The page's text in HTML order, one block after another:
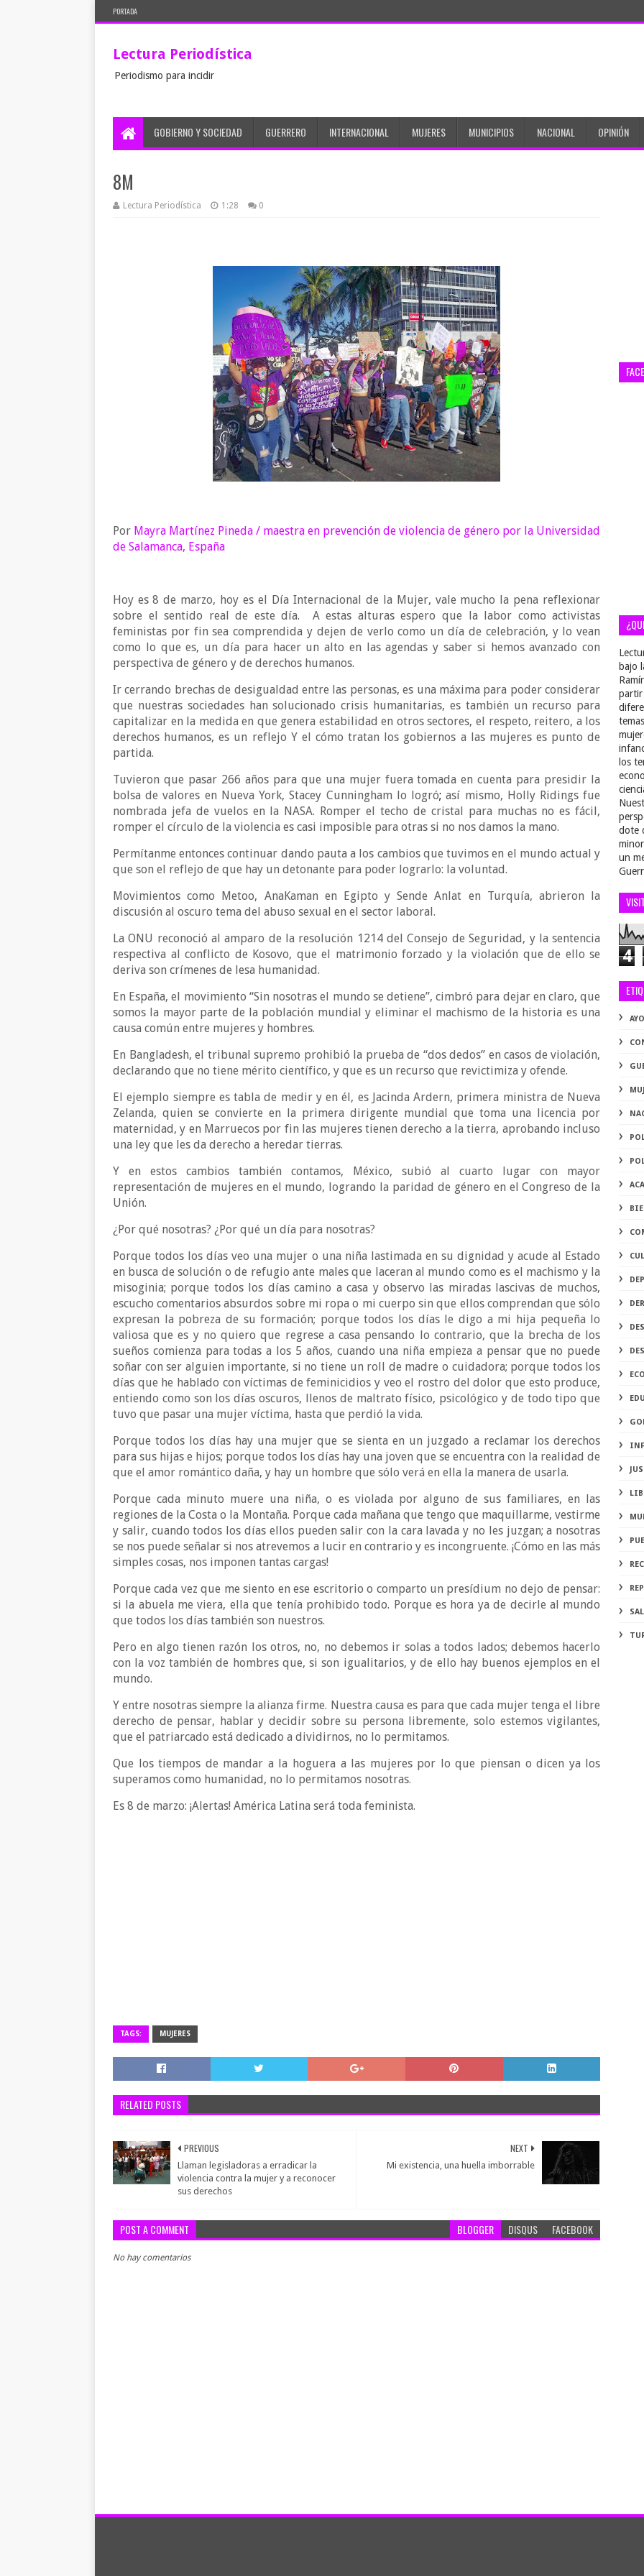
PORTADA
Lectura Periodística
Periodismo para incidir
GOBIERNO Y SOCIEDAD GUERRERO INTERNACIONAL MUJERES MUNICIPIOS NACIONAL OPINIÓN
8M
Lectura Periodística 1:28 0
Por Mayra Martínez Pineda / maestra en prevención de violencia de género por la Universidad
de Salamanca, España
Hoy es 8 de marzo, hoy es el Día Internacional de la Mujer, vale mucho la pena reflexionar
sobre el sentido real de este día.
A estas alturas espero que la labor como activistas
feministas por fin sea comprendida y dejen de verlo como un día de celebración, y lo vean
como lo que es, un día para hacer un alto en las agendas y saber si hemos avanzado con
perspectiva de género y de derechos humanos.
Ir cerrando brechas de desigualdad entre las personas, es una máxima para poder considerar
que nuestras sociedades han solucionado crisis humanitarias, es también un recurso para
capitalizar en la medida en que genera estabilidad en otros sectores, el respeto, reitero, a los
derechos humanos, es un reflejo Y el cómo tratan los gobiernos a las mujeres es punto de
partida.
Tuvieron que pasar 266 años para que una mujer fuera tomada en cuenta para presidir la
bolsa de valores en Nueva York, Stacey Cunningham lo logró; así mismo, Holly Ridings fue
nombrada jefa de vuelos en la NASA. Romper el techo de cristal para muchas no es fácil,
romper el círculo de la violencia es casi imposible para otras si no nos damos la mano.
Permítanme entonces continuar dando pauta a los cambios que tuvimos en el mundo actual y
que son el reflejo de que hay un detonante para poder lograrlo: la voluntad.
Movimientos como Metoo, AnaKaman en Egipto y Sende Anlat en Turquía, abrieron la
discusión al oscuro tema del abuso sexual en el sector laboral.
La ONU reconoció al amparo de la resolución 1214 del Consejo de Seguridad, y la sentencia
respectiva al conflicto de Kosovo, que el matrimonio forzado y la violación que de ello se
deriva son crímenes de lesa humanidad.
En España, el movimiento “Sin nosotras el mundo se detiene”, cimbró para dejar en claro, que
somos la mayor parte de la población mundial y eliminar el machismo de la historia es una
causa común entre mujeres y hombres.
En Bangladesh, el tribunal supremo prohibió la prueba de “dos dedos” en casos de violación,
declarando que no tiene mérito científico, y que es un recurso que revictimiza y ofende.
El ejemplo siempre es tabla de medir y en él, es Jacinda Ardern, primera ministra de Nueva
Zelanda, quien se convierte en la primera dirigente mundial que toma una licencia por
maternidad, y en Marruecos por fin las mujeres tienen derecho a la tierra, aprobando incluso
una ley que les da derecho a heredar tierras.
Y en estos cambios también contamos, México, subió al cuarto lugar con mayor
representación de mujeres en el mundo, logrando la paridad de género en el Congreso de la
Unión.
¿Por qué nosotras? ¿Por qué un día para nosotras?
Porque todos los días veo una mujer o una niña lastimada en su dignidad y acude al Estado
en busca de solución o de refugio ante males que laceran al mundo como es el machismo y la
misoginia; porque todos los días camino a casa y observo las miradas lascivas de muchos,
escucho comentarios absurdos sobre mi ropa o mi cuerpo sin que ellos comprendan que sólo
expresan la pobreza de su formación; porque todos los días le digo a mi hija pequeña lo
valiosa que es y no quiero que regrese a casa pensando lo contrario, que la brecha de los
sueños comienza para todas a los 5 años, cuando una niña empieza a pensar que no puede
soñar con ser alguien importante, si no tiene un roll de madre o cuidadora; porque todos los
días que he hablado con víctimas de feminicidios y veo el rostro del dolor que esto produce,
entiendo como son los días oscuros, llenos de maltrato físico, psicológico y de todo tipo que
tuvo que pasar una mujer víctima, hasta que perdió la vida.
Porque todos los días hay una mujer que se sienta en un juzgado a reclamar los derechos
para sus hijas e hijos; porque todos los días hay una joven que se encuentra con la realidad de
que el amor romántico daña, y hay un hombre que sólo verá en ella la manera de usarla.
Porque cada minuto muere una niña, o es violada por alguno de sus familiares, en las
regiones de la Costa o la Montaña. Porque cada mañana que tengo que maquillarme, vestirme
y salir, cuando todos los días ellos pueden salir con la cara lavada y no les juzgan; a nosotras
se nos puede señalar si nos atrevemos a lucir en contrario y es incongruente. ¡Cómo en las más
simples cosas, nos imponen tantas cargas!
Porque cada vez que me siento en ese escritorio o comparto un presídium no dejo de pensar:
si la abuela me viera, ella que tenía prohibido todo. Porque es hora ya de decirle al mundo
que todos los días también son nuestros.
Pero en algo tienen razón los otros, no, no debemos ir solas a todos lados; debemos hacerlo
con la voz también de hombres que, si son igualitarios, y de ello hay buenos ejemplos en el
mundo.
Y entre nosotras siempre la alianza firme. Nuestra causa es para que cada mujer tenga el libre
derecho de pensar, hablar y decidir sobre su persona libremente, solo estemos vigilantes,
que el patriarcado está dedicado a dividirnos, no lo permitamos.
Que los tiempos de mandar a la hoguera a las mujeres por lo que piensan o dicen ya los
superamos como humanidad, no lo permitamos nosotras.
Es 8 de marzo: ¡Alertas! América Latina será toda feminista.
TAGS: MUJERES
RELATED POSTS
NEXT
Mi existencia, una huella imborrable
PREVIOUS
Llaman legisladoras a erradicar la
violencia contra la mujer y a reconocer
sus derechos
POST A COMMENT BLOGGER DISQUS FACEBOOK
No hay comentarios
bajo
partir
los
dote
un
4